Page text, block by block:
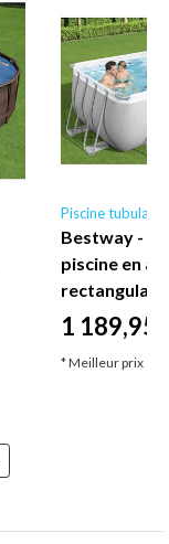
Piscine
Bestway -
piscine en
1 189,95
* Meilleur prix